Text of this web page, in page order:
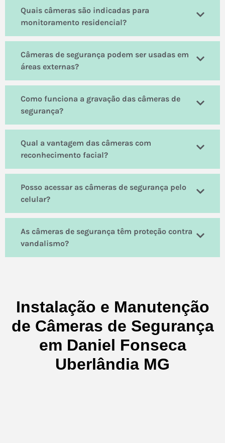
Quais câmeras são indicadas para
monitoramento residencial?
Câmeras de segurança podem ser usadas em
áreas externas?
Como funciona a gravação das câmeras de
segurança?
Qual a vantagem das câmeras com
reconhecimento facial?
Posso acessar as câmeras de segurança pelo
celular?
As câmeras de segurança têm proteção contra
vandalismo?
Instalação e Manutenção
de Câmeras de Segurança
em Daniel Fonseca
Uberlândia MG